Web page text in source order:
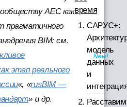
АЕС как
прагматичного
BIM: см.
этап реального
«, «rusBIM —
» и др.
время
САРУС+:
модель
данных
и
Расставим